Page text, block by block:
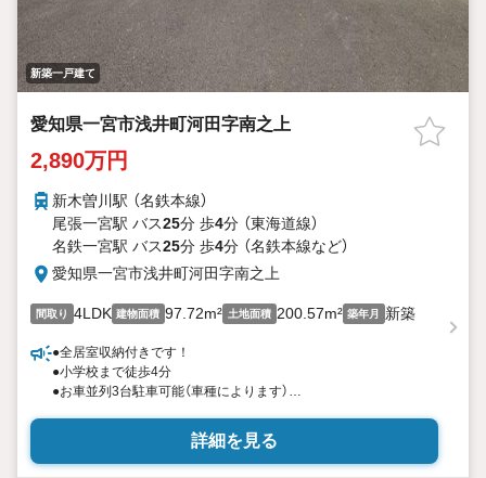
新築一戸建て
愛知県一宮市浅井町河田字南之上
2,890万円
新木曽川駅 （名鉄本線）
尾張一宮駅 バス25分 歩4分 （東海道線）
名鉄一宮駅 バス25分 歩4分 （名鉄本線など）
愛知県一宮市浅井町河田字南之上
間取り 4LDK 建物面積 97.72m² 土地面積 200.57m² 築年月 新築
●全居室収納付きです！
●小学校まで徒歩4分
●お車並列3台駐車可能（車種によります）
＼気になる物件は何でも教えてください！当店ですべてご紹介し
ます！/
詳細を見る